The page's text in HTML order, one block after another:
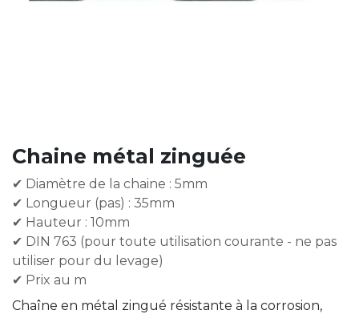
Chaine métal zinguée
✔ Diamètre de la chaine : 5mm
✔ Longueur (pas) : 35mm
✔ Hauteur : 10mm
✔ DIN 763 (pour toute utilisation courante - ne pas
utiliser pour du levage)
✔ Prix au m
Chaîne en métal zingué résistante à la corrosion,